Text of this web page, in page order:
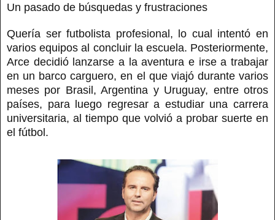
Un pasado de búsquedas y frustraciones
Quería ser futbolista profesional, lo cual intentó en
varios equipos al concluir la escuela. Posteriormente,
Arce decidió lanzarse a la aventura e irse a trabajar
en un barco carguero, en el que viajó durante varios
meses por Brasil, Argentina y Uruguay, entre otros
países, para luego regresar a estudiar una carrera
universitaria, al tiempo que volvió a probar suerte en
el fútbol.